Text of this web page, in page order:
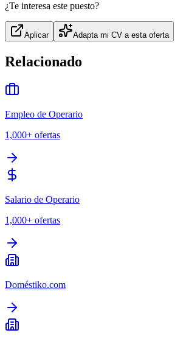
¿Te interesa este puesto?
Aplicar Adapta mi CV a esta oferta
Relacionado
Empleo de Operario
1,000+ ofertas
Salario de Operario
1,000+ ofertas
Doméstiko.com